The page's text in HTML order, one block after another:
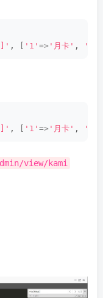
, '1' => '月卡' , '2'
, '1' => '月卡' , '2'
view/kami